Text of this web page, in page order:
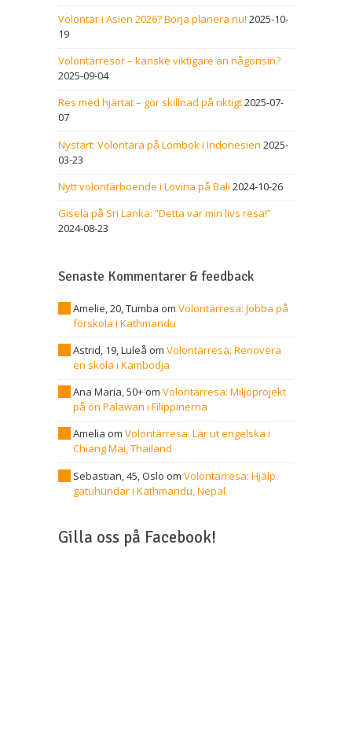
Volontär i Asien 2026? Börja planera nu! 2025-10-
19
Volontärresor – kanske viktigare än någonsin?
2025-09-04
Res med hjärtat – gör skillnad på riktigt2025-07-
07
Nystart: Volontära på Lombok i Indonesien 2025-
03-23
Nytt volontärboende i Lovina på Bali 2024-10-26
Gisela på Sri Lanka: ”Detta var min livs resa!”
2024-08-23
Senaste Kommentarer & feedback
Amelie, 20, Tumba om Volontärresa: Jobba på
förskola i Kathmandu
Astrid, 19, Luleå om Volontärresa: Renovera
en skola i Kambodja
Ana Maria, 50+ om Volontärresa: Miljöprojekt
på ön Palawan i Filippinerna
Amelia om Volontärresa: Lär ut engelska i
Chiang Mai, Thailand
Sebastian, 45, Oslo om Volontärresa: Hjälp
gatuhundar i Kathmandu, Nepal
Gilla oss på Facebook!